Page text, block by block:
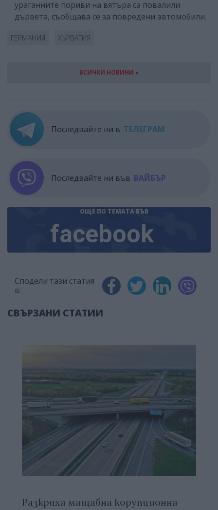
ураганните пориви на вятъра са повалили
дървета, съобщава се за повредени автомобили.
ГЕРМАНИЯ ХЪРВАТИЯ
ВСИЧКИ НОВИНИ »
Последвайте ни в ТЕЛЕГРАМ
Последвайте ни във ВАЙБЪР
ОЩЕ ПО ТЕМАТА ВЪВ
facebook
Сподели тази статия
в:
СВЪРЗАНИ СТАТИИ
Разкриха мащабна корупционна